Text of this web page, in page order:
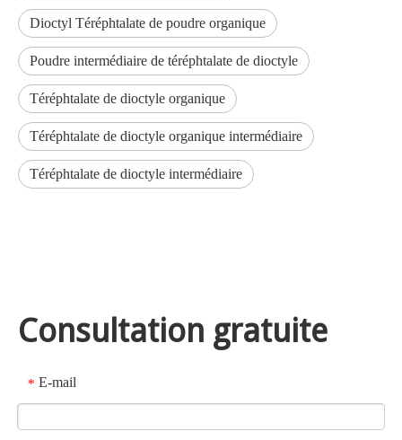
Dioctyl Téréphtalate de poudre organique
Poudre intermédiaire de téréphtalate de dioctyle
Téréphtalate de dioctyle organique
Téréphtalate de dioctyle organique intermédiaire
Téréphtalate de dioctyle intermédiaire
Consultation gratuite
* E-mail